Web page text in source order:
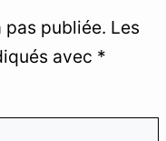
pas publiée. Les
avec *